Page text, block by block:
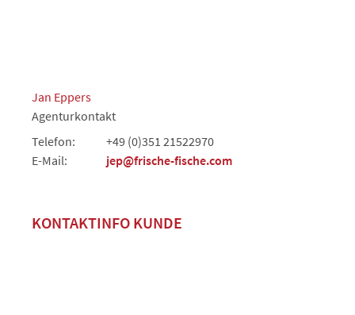
Jan Eppers
Agenturkontakt
Telefon:
+49 (0)351 21522970
E-Mail:
jep@frische-fische.com
KONTAKTINFO KUNDE